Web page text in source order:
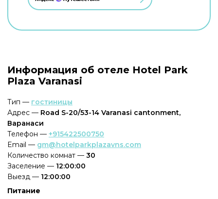
Информация об отеле Hotel Park
Plaza Varanasi
Тип — гостиницы
Адрес — Road S-20/53-14 Varanasi cantonment,
Варанаси
Телефон — +915422500750
Email — gm@hotelparkplazavns.com
Количество комнат — 30
Заселение — 12:00:00
Выезд — 12:00:00
Питание